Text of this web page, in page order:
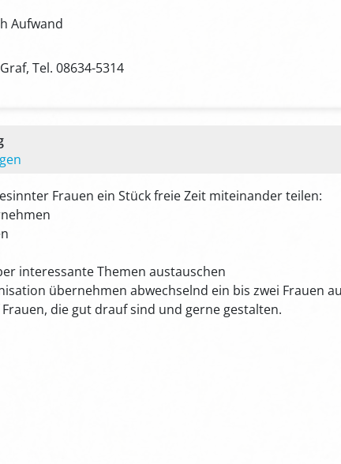
Aufwand
Tel. 08634-5314
Frauen ein Stück freie Zeit miteinander teilen:
interessante Themen austauschen
übernehmen abwechselnd ein bis zwei Frauen
die gut drauf sind und gerne gestalten.